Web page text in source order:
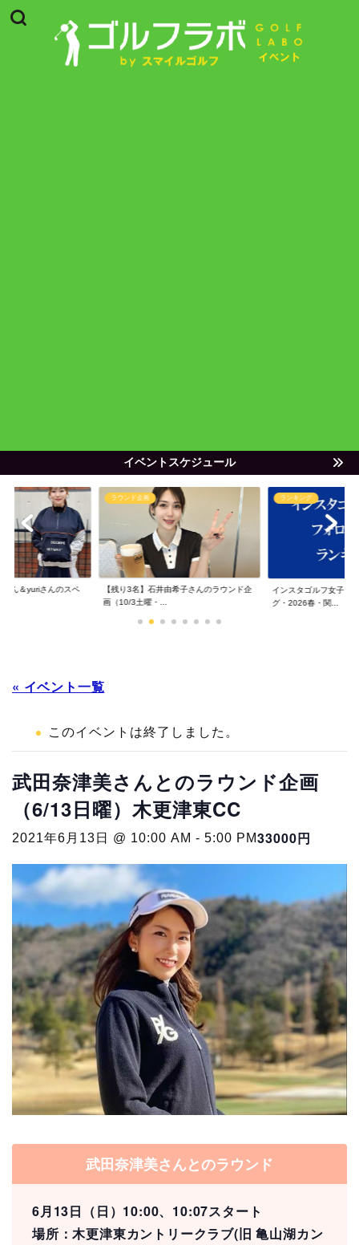
イベントスケジュール
ん＆yuriさんのスペ
ラウンド企画
【残り3名】石井由希子さんのラウンド企
画（10/3土曜・...
ランキング
インスタゴルフ女子フ
グ・2026春・関...
« イベント一覧
このイベントは終了しました。
武田奈津美さんとのラウンド企画
（6/13日曜）木更津東CC
2021年6月13日 @ 10:00 AM - 5:00 PM33000円
武田奈津美さんとのラウンド
6月13日（日）10:00、10:07スタート
場所：木更津東カントリークラブ(旧 亀山湖カン